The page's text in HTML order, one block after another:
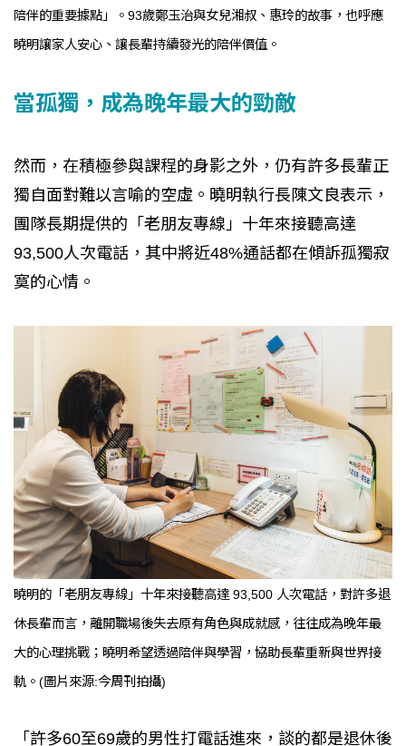
陪伴的重要據點」。93歲鄭玉治與女兒湘叔、惠玲的故事，也呼應
曉明讓家人安心、讓長輩持續發光的陪伴價值。
當孤獨，成為晚年最大的勁敵
然而，在積極參與課程的身影之外，仍有許多長輩正
獨自面對難以言喻的空虛。曉明執行長陳文良表示，
團隊長期提供的「老朋友專線」十年來接聽高達
93,500人次電話，其中將近48%通話都在傾訴孤獨寂
寞的心情。
曉明的「老朋友專線」十年來接聽高達 93,500 人次電話，對許多退
休長輩而言，離開職場後失去原有角色與成就感，往往成為晚年最
大的心理挑戰；曉明希望透過陪伴與學習，協助長輩重新與世界接
軌。(圖片來源:今周刊拍攝)
「許多60至69歲的男性打電話進來，談的都是退休後